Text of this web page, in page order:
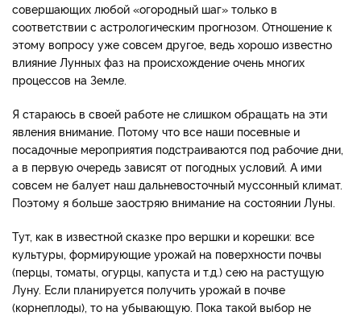
совершающих любой «огородный шаг» только в
соответствии с астрологическим прогнозом. Отношение к
этому вопросу уже совсем другое, ведь хорошо известно
влияние Лунных фаз на происхождение очень многих
процессов на Земле.
Я стараюсь в своей работе не слишком обращать на эти
явления внимание. Потому что все наши посевные и
посадочные мероприятия подстраиваются под рабочие дни,
а в первую очередь зависят от погодных условий. А ими
совсем не балует наш дальневосточный муссонный климат.
Поэтому я больше заостряю внимание на состоянии Луны.
Тут, как в известной сказке про вершки и корешки: все
культуры, формирующие урожай на поверхности почвы
(перцы, томаты, огурцы, капуста и т.д.) сею на растущую
Луну. Если планируется получить урожай в почве
(корнеплоды), то на убывающую. Пока такой выбор не